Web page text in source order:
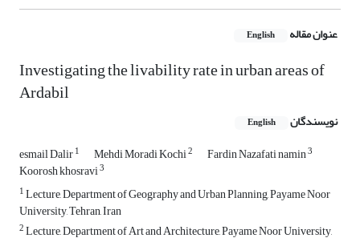
عنوان مقاله English
Investigating the livability rate in urban areas of
Ardabil
نویسندگان English
esmail Dalir1 Mehdi Moradi Kochi2 Fardin Nazafati namin3
Koorosh khosravi3
1Lecture, Department of Geography and Urban Planning, Payame Noor
University, Tehran, Iran
2Lecture, Department of Art and Architecture, Payame Noor University,